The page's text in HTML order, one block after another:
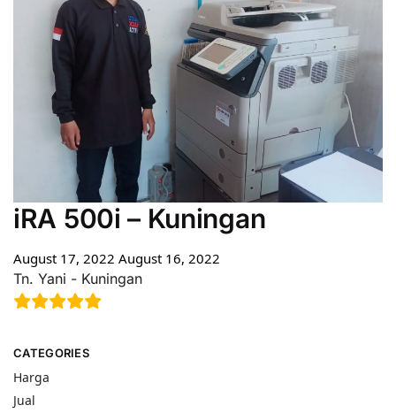
iRA 500i – Kuningan
August 17, 2022 August 16, 2022
Tn. Yani - Kuningan
CATEGORIES
Harga
Jual